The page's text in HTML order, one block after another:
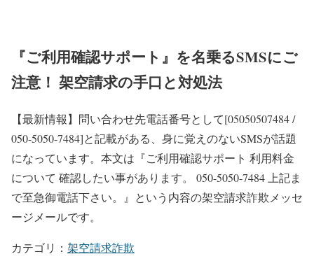
『ご利用確認サポート』を名乗るSMSにご
注意！ 架空請求の手口と対処法
【最新情報】問い合わせ先電話番号として[05050507484 /
050-5050-7484]と記載がある、身に覚えのないSMSが話題
になっています。本文は『ご利用確認サポート 利用料金
について 確認したい事があります。 050-5050-7484 上記ま
で至急御電話下さい。』という内容の架空請求詐欺メッセ
ージメールです。
カテゴリ： 架空請求詐欺